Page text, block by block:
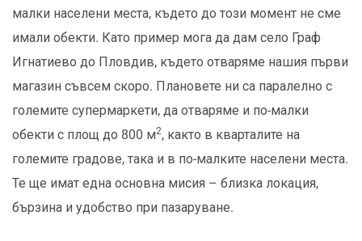
малки населени места, където до този момент не сме
имали обекти. Като пример мога да дам село Граф
Игнатиево до Пловдив, където отваряме нашия първи
магазин съвсем скоро. Плановете ни са паралелно с
големите супермаркети, да отваряме и по-малки
обекти с площ до 800 м2, както в кварталите на
големите градове, така и в по-малките населени места.
Те ще имат една основна мисия – близка локация,
бързина и удобство при пазаруване.